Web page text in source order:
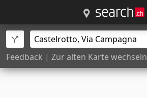
Feedback | Zur alten Karte wechseln